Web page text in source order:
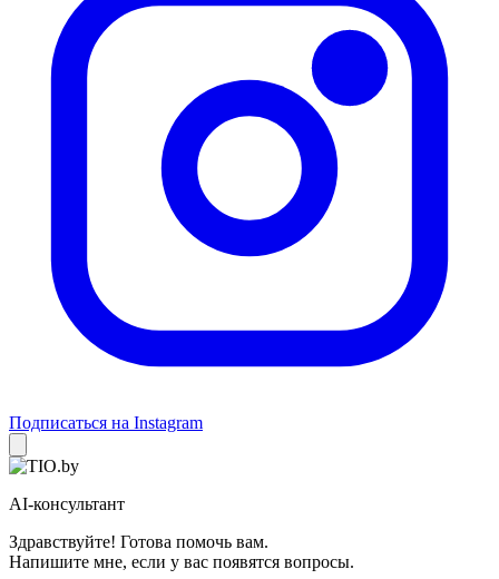
Подписаться на Instagram
AI-консультант
Здравствуйте! Готова помочь вам.
Напишите мне, если у вас появятся вопросы.